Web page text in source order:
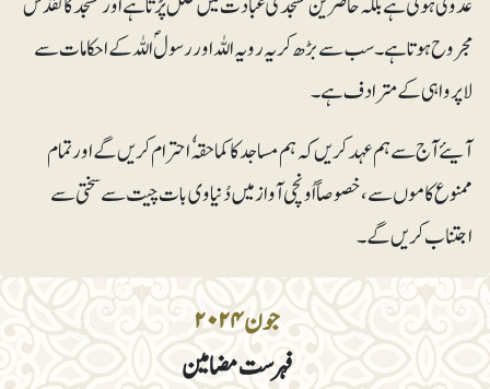
جون ۲۰۲۴
فہرست مضامین
مجروح ہوتا ہے۔ سب سے بڑھ کر یہ رویہ اللہ اور رسولؐ اللہ کے احکامات سے
لاپرواہی کے مترادف ہے۔
آیئے آج سے ہم عہد کریں کہ ہم مساجد کا کماحقہٗ احترام کریں گے اور تمام
ممنوع کاموں سے، خصوصاً اُونچی آواز میں دُنیاوی بات چیت سے سختی سے
اجتناب کریں گے۔